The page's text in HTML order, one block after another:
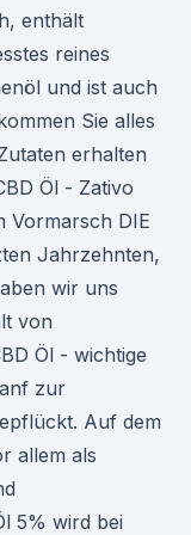
enthält
reines
und ist auch
Sie alles
erhalten
Öl - Zativo
Vormarsch DIE
Jahrzehnten,
wir uns
von
Öl - wichtige
zur
Auf dem
allem als
5% wird bei